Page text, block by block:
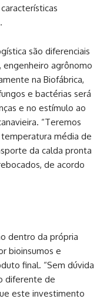
são diferenciais
engenheiro agrônomo
na Biofábrica,
e bactérias será
e no estímulo ao
“Teremos
média de
da calda pronta
de acordo
dentro da própria
bioinsumos e
final. “Sem dúvida
diferente de
este investimento